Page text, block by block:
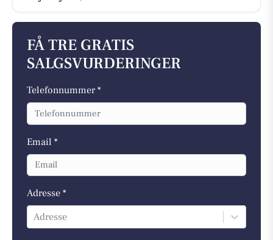
FÅ TRE GRATIS
SALGSVURDERINGER
Telefonnummer *
Email *
Adresse *
Adresse